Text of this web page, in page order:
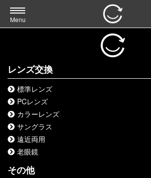
Menu
レンズ交換
標準レンズ
PCレンズ
カラーレンズ
サングラス
遠近両用
老眼鏡
その他